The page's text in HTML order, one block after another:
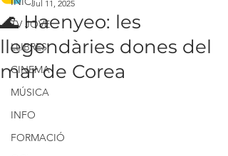
TV JOVE
LLIBRES
CINEMA
MÚSICA
INFO
FORMACIÓ
🌊 Haenyeo: les
llegendàries dones del
mar de Corea
Jul 11, 2025